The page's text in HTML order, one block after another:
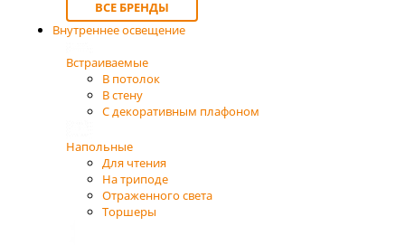
ВСЕ БРЕНДЫ
Внутреннее освещение
Встраиваемые
В потолок
В стену
С декоративным плафоном
Напольные
Для чтения
На триподе
Отраженного света
Торшеры